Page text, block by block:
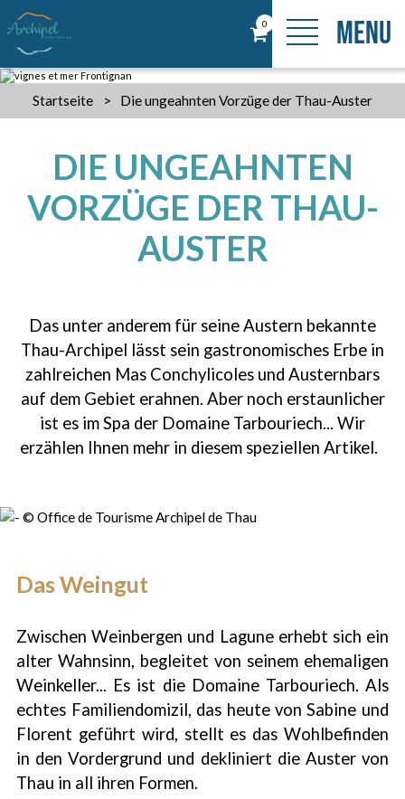
0 MENU
Startseite > Die ungeahnten Vorzüge der Thau-Auster
DIE UNGEAHNTEN
VORZÜGE DER THAU-
AUSTER
Das unter anderem für seine Austern bekannte
Thau-Archipel lässt sein gastronomisches Erbe in
zahlreichen Mas Conchylicoles und Austernbars
auf dem Gebiet erahnen. Aber noch erstaunlicher
ist es im Spa der Domaine Tarbouriech... Wir
erzählen Ihnen mehr in diesem speziellen Artikel.
Das Weingut
Zwischen Weinbergen und Lagune erhebt sich ein
alter Wahnsinn, begleitet von seinem ehemaligen
Weinkeller... Es ist die Domaine Tarbouriech. Als
echtes Familiendomizil, das heute von Sabine und
Florent geführt wird, stellt es das Wohlbefinden
in den Vordergrund und dekliniert die Auster von
Thau in all ihren Formen.